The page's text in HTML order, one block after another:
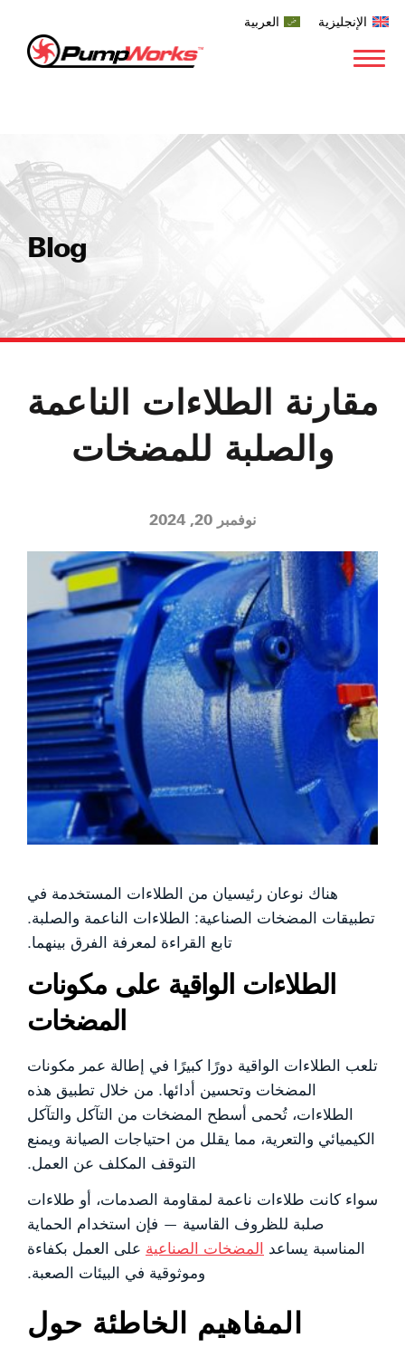
الإنجليزية العربية
Blog
مقارنة الطلاءات الناعمة
والصلبة للمضخات
نوفمبر 20, 2024
هناك نوعان رئيسيان من الطلاءات المستخدمة في
تطبيقات المضخات الصناعية: الطلاءات الناعمة والصلبة.
تابع القراءة لمعرفة الفرق بينهما.
الطلاءات الواقية على مكونات
المضخات
تلعب الطلاءات الواقية دورًا كبيرًا في إطالة عمر مكونات
المضخات وتحسين أدائها. من خلال تطبيق هذه
الطلاءات، تُحمى أسطح المضخات من التآكل والتآكل
الكيميائي والتعرية، مما يقلل من احتياجات الصيانة ويمنع
التوقف المكلف عن العمل.
سواء كانت طلاءات ناعمة لمقاومة الصدمات، أو طلاءات
صلبة للظروف القاسية — فإن استخدام الحماية
المناسبة يساعد المضخات الصناعية على العمل بكفاءة
وموثوقية في البيئات الصعبة.
المفاهيم الخاطئة حول